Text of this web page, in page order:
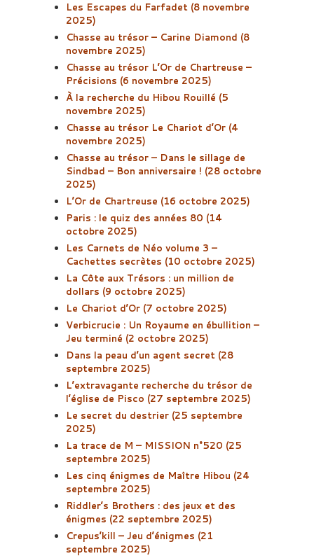
Les Escapes du Farfadet (8 novembre
2025)
Chasse au trésor – Carine Diamond (8
novembre 2025)
Chasse au trésor L’Or de Chartreuse –
Précisions (6 novembre 2025)
À la recherche du Hibou Rouillé (5
novembre 2025)
Chasse au trésor Le Chariot d’Or (4
novembre 2025)
Chasse au trésor – Dans le sillage de
Sindbad – Bon anniversaire ! (28 octobre
2025)
L’Or de Chartreuse (16 octobre 2025)
Paris : le quiz des années 80 (14
octobre 2025)
Les Carnets de Néo volume 3 –
Cachettes secrètes (10 octobre 2025)
La Côte aux Trésors : un million de
dollars (9 octobre 2025)
Le Chariot d’Or (7 octobre 2025)
Verbicrucie : Un Royaume en ébullition –
Jeu terminé (2 octobre 2025)
Dans la peau d’un agent secret (28
septembre 2025)
L’extravagante recherche du trésor de
l’église de Pisco (27 septembre 2025)
Le secret du destrier (25 septembre
2025)
La trace de M – MISSION n°520 (25
septembre 2025)
Les cinq énigmes de Maître Hibou (24
septembre 2025)
Riddler’s Brothers : des jeux et des
énigmes (22 septembre 2025)
Crepus’kill – Jeu d’énigmes (21
septembre 2025)